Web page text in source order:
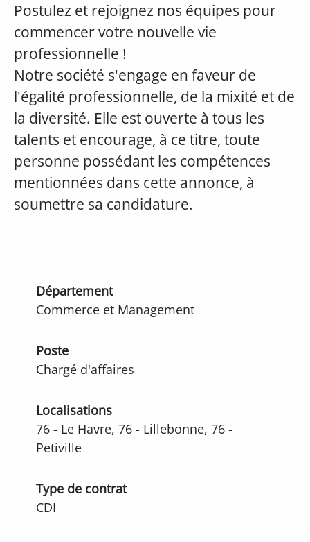
Postulez et rejoignez nos équipes pour
commencer votre nouvelle vie
professionnelle !
Notre société s'engage en faveur de
l'égalité professionnelle, de la mixité et de
la diversité. Elle est ouverte à tous les
talents et encourage, à ce titre, toute
personne possédant les compétences
mentionnées dans cette annonce, à
soumettre sa candidature.
Département
Commerce et Management
Poste
Chargé d'affaires
Localisations
76 - Le Havre, 76 - Lillebonne, 76 -
Petiville
Type de contrat
CDI